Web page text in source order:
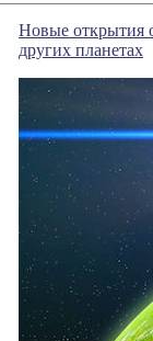
Новые открытия
других планетах